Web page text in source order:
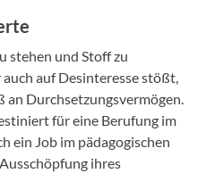
stehen und Stoff zu
auf Desinteresse stößt,
Durchsetzungsvermögen.
für eine Berufung im
ein Job im pädagogischen
ihres